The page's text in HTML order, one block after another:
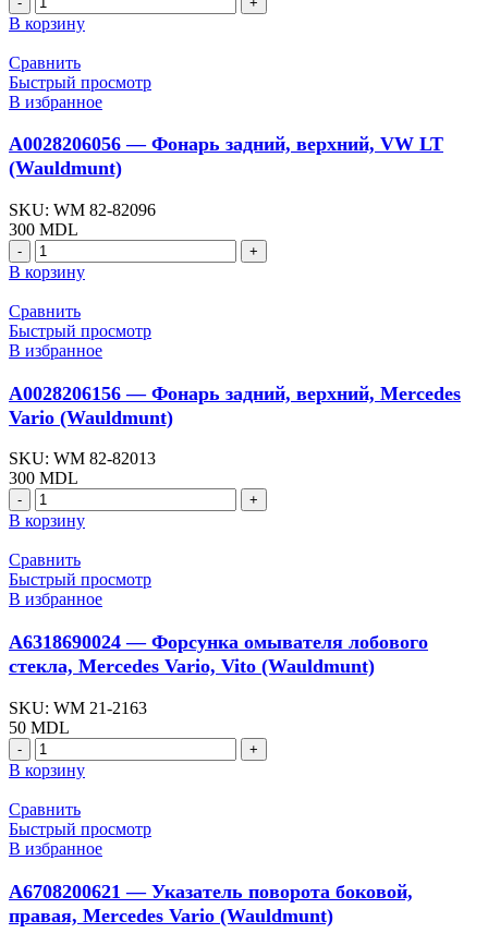
товара
A0025444790
-
Рассеиватель
заднего
фонаря,
левая,
Mercedes
Sprinter,
(Wauldmunt)
В корзину
Сравнить
Быстрый просмотр
В избранное
A0028206056 — Фонарь задний, верхний, VW LT
(Wauldmunt)
SKU: WM 82-82096
300 MDL
Количество
товара
A0028206056
-
Фонарь
задний,
верхний,
VW
LT
(Wauldmunt)
В корзину
Сравнить
Быстрый просмотр
В избранное
A0028206156 — Фонарь задний, верхний, Mercedes
Vario (Wauldmunt)
SKU: WM 82-82013
300 MDL
Количество
товара
A0028206156
-
Фонарь
задний,
верхний,
Mercedes
Vario
(Wauldmunt)
В корзину
Сравнить
Быстрый просмотр
В избранное
A6318690024 — Форсунка омывателя лобового
стекла, Mercedes Vario, Vito (Wauldmunt)
SKU: WM 21-2163
50 MDL
Количество
товара
A6318690024
-
Форсунка
омывателя
лобового
стекла,
Mercedes
Vario,
В корзину
Сравнить
Быстрый просмотр
В избранное
A6708200621 — Указатель поворота боковой,
правая, Mercedes Vario (Wauldmunt)